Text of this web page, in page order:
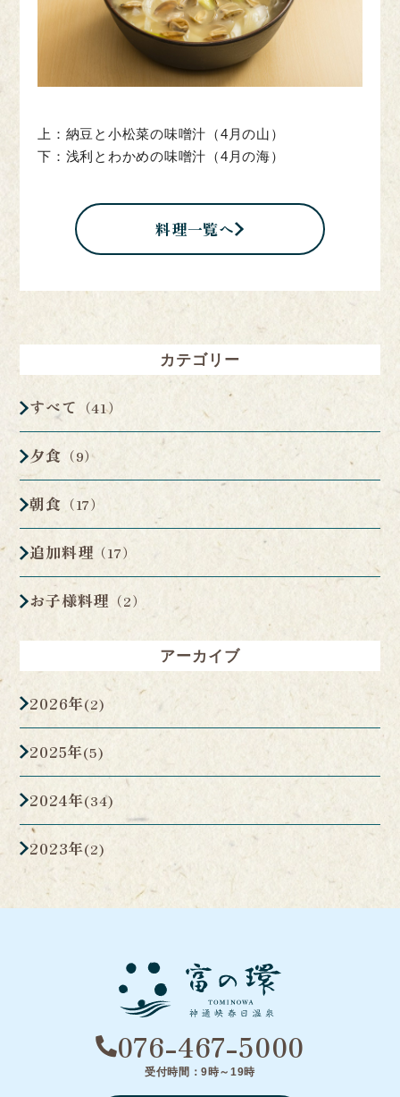
上：納豆と小松菜の味噌汁（4月の山）
下：浅利とわかめの味噌汁（4月の海）
料理一覧へ
カテゴリー
すべて （41）
夕食 （9）
朝食 （17）
追加料理 （17）
お子様料理 （2）
アーカイブ
2026年(2)
2025年(5)
2024年(34)
2023年(2)
076-467-5000
受付時間：9時～19時